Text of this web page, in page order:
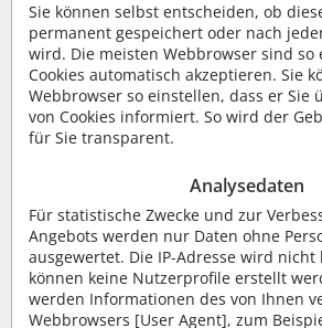
Sie können selbst entscheiden, ob
permanent gespeichert oder nach
wird. Die meisten Webbrowser sind so
Cookies automatisch akzeptieren. Sie
Webbrowser so einstellen, dass er Sie
von Cookies informiert. So wird der
für Sie transparent.
Analysedaten
Für statistische Zwecke und zur
Angebots werden nur Daten ohne
ausgewertet. Die IP-Adresse wird nicht
können keine Nutzerprofile erstellt
werden Informationen des von Ihnen
Webbrowsers [User Agent], zum